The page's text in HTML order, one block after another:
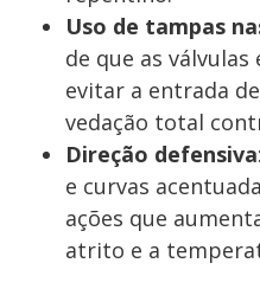
Uso de tampas
de que as
evitar a entrada
vedação total
Direção defensiva
e curvas
ações que
atrito e a